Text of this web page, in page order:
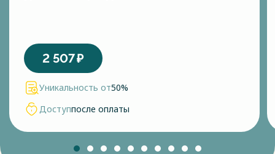
2 507₽
Уникальность от50%
Доступпосле оплаты